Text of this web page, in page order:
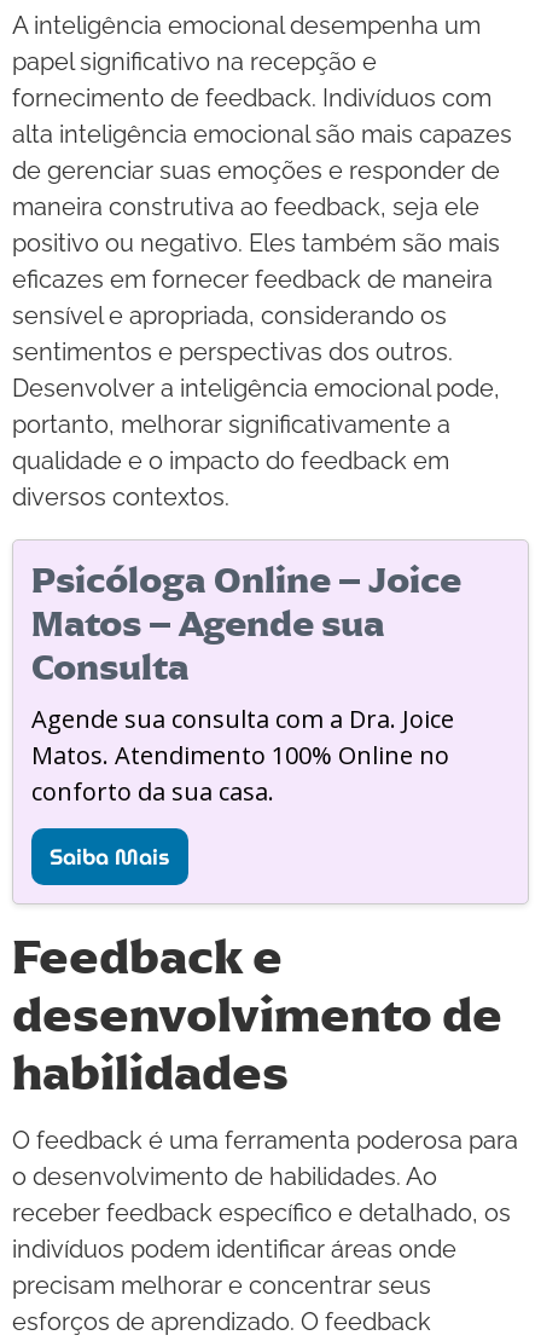
A inteligência emocional desempenha um
papel significativo na recepção e
fornecimento de feedback. Indivíduos com
alta inteligência emocional são mais capazes
de gerenciar suas emoções e responder de
maneira construtiva ao feedback, seja ele
positivo ou negativo. Eles também são mais
eficazes em fornecer feedback de maneira
sensível e apropriada, considerando os
sentimentos e perspectivas dos outros.
Desenvolver a inteligência emocional pode,
portanto, melhorar significativamente a
qualidade e o impacto do feedback em
diversos contextos.
Psicóloga Online – Joice
Matos – Agende sua
Consulta
Agende sua consulta com a Dra. Joice
Matos. Atendimento 100% Online no
conforto da sua casa.
Saiba Mais
Feedback e
desenvolvimento de
habilidades
O feedback é uma ferramenta poderosa para
o desenvolvimento de habilidades. Ao
receber feedback específico e detalhado, os
indivíduos podem identificar áreas onde
precisam melhorar e concentrar seus
esforços de aprendizado. O feedback